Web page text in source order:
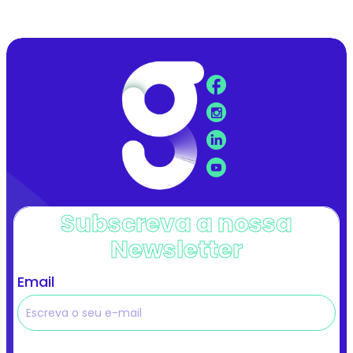
Subscreva a nossa
Newsletter
Email